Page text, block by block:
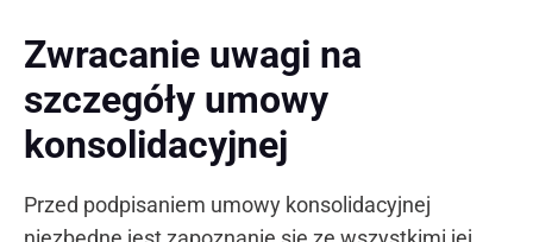
Zwracanie uwagi na
szczegóły umowy
konsolidacyjnej
Przed podpisaniem umowy konsolidacyjnej